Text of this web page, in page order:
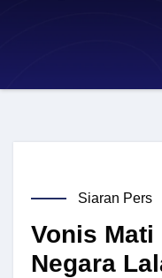
Siaran Pers
Vonis Mati
Negara